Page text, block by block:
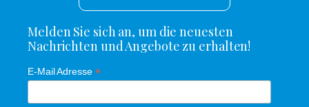
Melden Sie sich an, um die neuesten
Nachrichten und Angebote zu erhalten!
E-Mail Adresse *